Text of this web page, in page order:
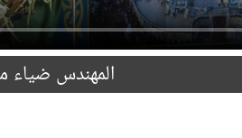
المهندس ضياء